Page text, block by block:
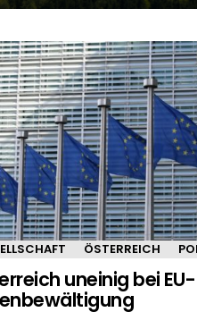
ÖSTERREICH
uneinig bei EU-